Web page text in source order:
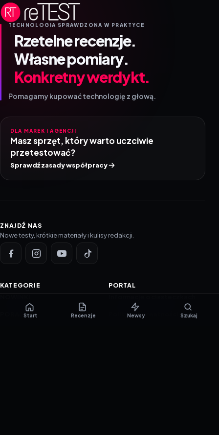
TECHNOLOGIA SPRAWDZONA W PRAKTYCE
Rzetelne recenzje.
Własne pomiary.
Konkretny werdykt.
Pomagamy kupować technologię z głową.
DLA MAREK I AGENCJI
Masz sprzęt, który warto uczciwie
przetestować?
Sprawdź zasady współpracy
ZNAJDŹ NAS
Nowe testy, krótkie materiały i kulisy redakcji.
KATEGORIE
PORADNIKI
PORTAL
Polityka prywatności
Start Recenzje Newsy Szukaj